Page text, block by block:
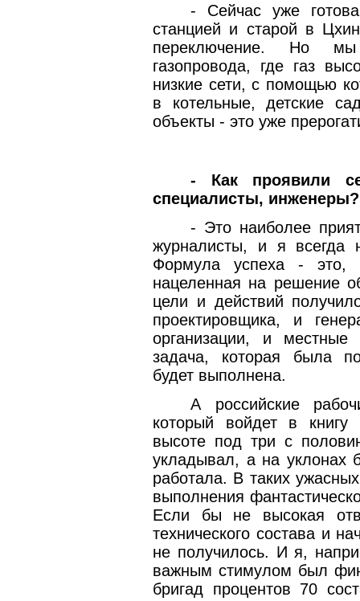
- Сейчас уже
станцией и старой в
переключение. Но мы
газопровода, где газ
низкие сети, с помощью
в котельные, детские
объекты - это уже
- Как проявили
специалисты, инженеры?
- Это наиболее
журналисты, и я всегда
Формула успеха - это,
нацеленная на решение
цели и действий
проектировщика, и
организации, и
задача, которая была
будет выполнена.
А российские
который войдет в
высоте под три с
укладывал, а на уклонах
работала. В таких
выполнения
Если бы не высокая
технического состава и
не получилось. И я,
важным стимулом был
бригад процентов 70